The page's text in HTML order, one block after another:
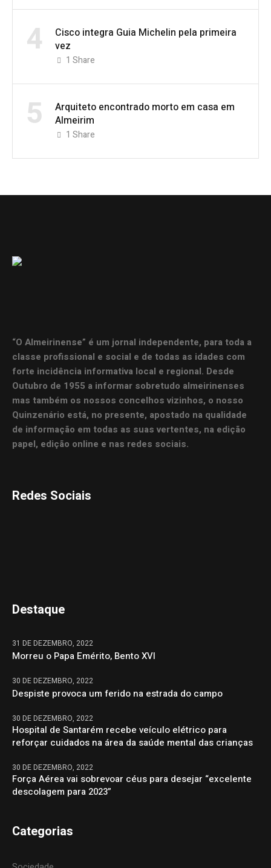
4
Cisco integra Guia Michelin pela primeira
vez
1 Share
5
Arquiteto encontrado morto em casa em
Almeirim
1 Share
“O Almeirinense” é um jornal independente, para toda a
classe profissional e social e de todas as idades com
forte incidência informativa local e regional. Desde
Outubro de 1955 a informar sobretudo almeirinenses
mas também os nossos concelhos vizinhos, o nosso
Quinzenário está, no presente, apostado na qualidade
de informação em todas as suas vertentes, na edição
papel, edição online e nas redes sociais.
Redes Sociais
Destaque
31 DE DEZEMBRO, 2022
Morreu o Papa Emérito, Bento XVI
30 DE DEZEMBRO, 2022
Despiste provoca um ferido na estrada do campo
30 DE DEZEMBRO, 2022
Hospital de Santarém recebe veículo elétrico para
reforçar cuidados na área da saúde mental das crianças
30 DE DEZEMBRO, 2022
Força Aérea vai sobrevoar céus para desejar “excelente
descolagem para 2023”
Categorias